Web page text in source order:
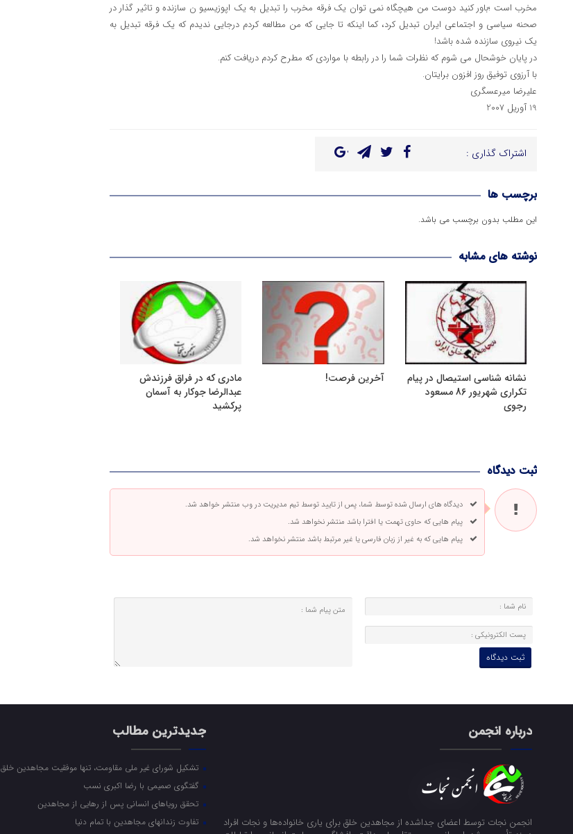
مخرب است ؛باور کنید دوست من هیچگاه نمی توان یک فرقه مخرب را تبدیل به یک اپوزیسیو ن سازنده و تاثیر گذار در
صحنه سیاسی و اجتماعی ایران تبدیل کرد، کما اینکه تا جایی که من مطالعه کردم درجایی ندیدم که یک فرقه تبدیل به
یک نیروی سازنده شده باشد!
در پایان خوشحال می شوم که نظرات شما را در رابطه با مواردی که مطرح کردم دریافت کنم.
با آرزوی توفیق روز افزون برایتان.
علیرضا میرعسگری
19 آوریل 2007
اشتراک گذاری :
برچسب ها
این مطلب بدون برچسب می باشد.
نوشته های مشابه
نشانه شناسی استیصال در پیام
تکراری شهریور 86 مسعود
رجوی
آخرین فرصت!
مادری که در فراق فرزندش
عبدالرضا جوکار به آسمان
پرکشید
ثبت دیدگاه
دیدگاه های ارسال شده توسط شما، پس از تایید توسط تیم مدیریت در وب منتشر خواهد شد.
پیام هایی که حاوی تهمت یا افترا باشد منتشر نخواهد شد.
پیام هایی که به غیر از زبان فارسی یا غیر مرتبط باشد منتشر نخواهد شد.
درباره انجمن
انجمن نجات توسط اعضای جداشده از مجاهدین خلق برای یاری خانواده‌ها و نجات افراد
جدیدترین مطالب
تشکیل شورای غیر ملی مقاومت، تنها موفقیت مجاهدین خلق
گفتگوی صمیمی با رضا اکبری نسب
تحقق رویاهای انسانی پس از رهایی از مجاهدین
تفاوت زندانهای مجاهدین با تمام دنیا